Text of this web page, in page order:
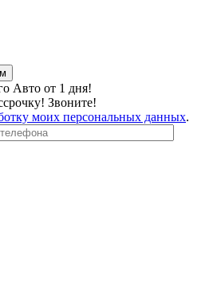
Авто от 1 дня!
Звоните!
моих персональных данных.